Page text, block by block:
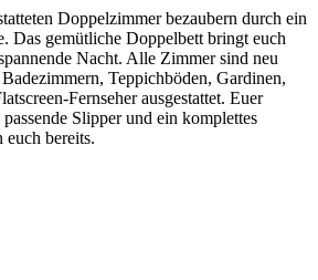
Doppelzimmer bezaubern durch ein
Das gemütliche Doppelbett bringt euch
Nacht. Alle Zimmer sind neu
Teppichböden, Gardinen,
Fernseher ausgestattet. Euer
Slipper und ein komplettes
euch bereits.